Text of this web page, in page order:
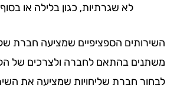
לא שגרתיות, כגון בלילה או בסוף
הספציפיים שמציעה חברת
בהתאם לחברה ולצרכים של
חברת שליחויות שמציעה את